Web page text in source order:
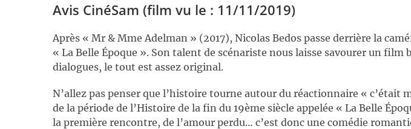
Avis CinéSam (film vu le : 11/11/2019)
Après « Mr & Mme Adelman » (2017), Nicolas Bedos passe derrière la
« La Belle Époque ». Son talent de scénariste nous laisse savourer un film
dialogues, le tout est assez original.
N’allez pas penser que l’histoire tourne autour du réactionnaire « c’était
de la période de l’Histoire de la fin du 19ème siècle appelée « La Belle
la première rencontre, de l’amour perdu… c’est donc une comédie